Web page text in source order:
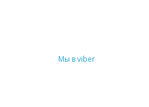
Мы в viber